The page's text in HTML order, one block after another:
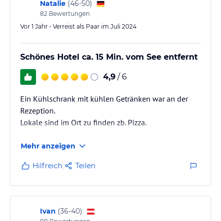
Natalie (46-50)
82 Bewertungen
Vor 1 Jahr • Verreist als Paar im Juli 2024
Schönes Hotel ca. 15 Min. vom See entfernt
4,9 / 6
Ein Kühlschrank mit kühlen Getränken war an der
Rezeption.
Lokale sind im Ort zu finden zb. Pizza.
Mehr anzeigen
Hilfreich Teilen
Ivan (36-40)